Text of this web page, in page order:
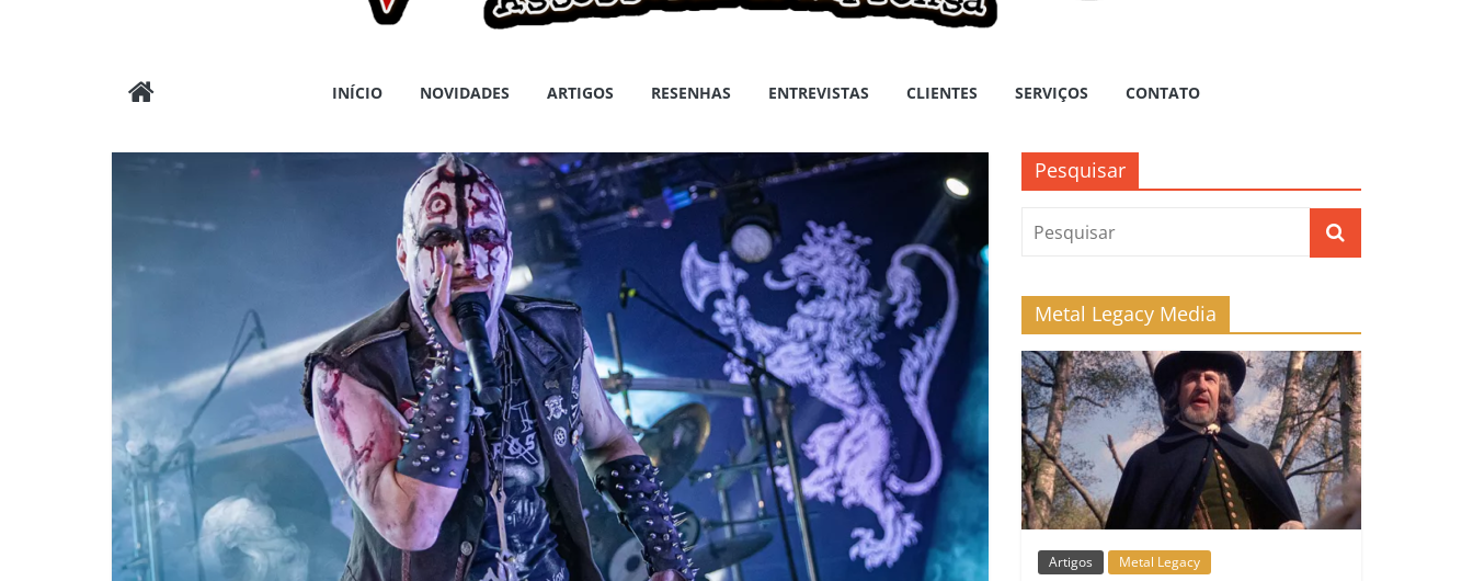
Wargods
Press
Conteúdos
INÍCIO NOVIDADES ARTIGOS RESENHAS ENTREVISTAS CLIENTES SERVIÇOS CONTATO
Pesquisar
Metal Legacy Media
Artigos Metal Legacy